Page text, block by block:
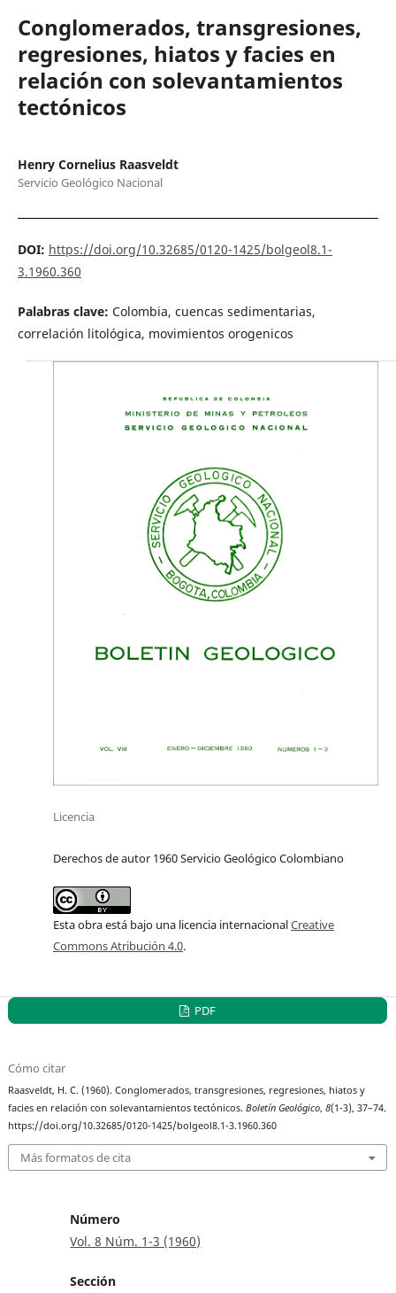
Conglomerados, transgresiones,
regresiones, hiatos y facies en
relación con solevantamientos
tectónicos
Henry Cornelius Raasveldt
Servicio Geológico Nacional
DOI: https://doi.org/10.32685/0120-1425/bolgeol8.1-
3.1960.360
Palabras clave: Colombia, cuencas sedimentarias,
correlación litológica, movimientos orogenicos
Licencia
Derechos de autor 1960 Servicio Geológico Colombiano
Esta obra está bajo una licencia internacionalCreative
Commons Atribución 4.0.
PDF
Cómo citar
Raasveldt, H. C. (1960). Conglomerados, transgresiones, regresiones, hiatos y
facies en relación con solevantamientos tectónicos.Boletín Geológico,8(1-3), 37–74.
https://doi.org/10.32685/0120-1425/bolgeol8.1-3.1960.360
Más formatos de cita
Número
Vol. 8 Núm. 1-3 (1960)
Sección